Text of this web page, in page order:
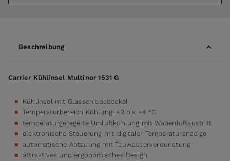
Beschreibung
Carrier Kühlinsel Multinor 1531 G
Kühlinsel mit Glasschiebedeckel
Temperaturbereich Kühlung: +2 bis +4 °C
temperaturgeregelte Umluftkühlung mit Wabenluftaustritt
elektronische Steuerung mit digitaler Temperaturanzeige
automatische Abtauung mit Tauwasserverdunstung
attraktives und ergonomisches Design